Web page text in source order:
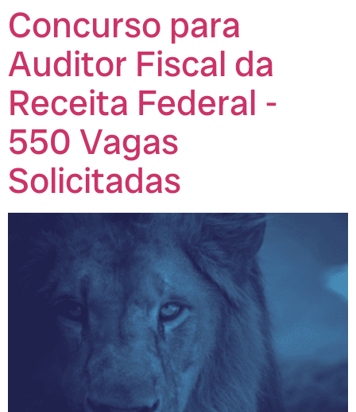
Concurso para
Auditor Fiscal da
Receita Federal -
550 Vagas
Solicitadas